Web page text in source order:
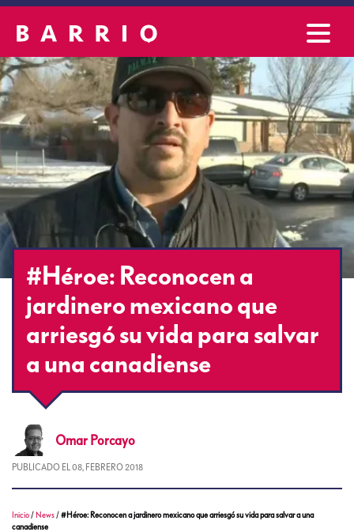
#Héroe: Reconocen a
jardinero mexicano que
arriesgó su vida para salvar
a una canadiense
Omar Porcayo
PUBLICADO EL 08, FEBRERO 2018
Inicio / News /#Héroe: Reconocen a jardinero mexicano que arriesgó su vida para salvar a una
canadiense